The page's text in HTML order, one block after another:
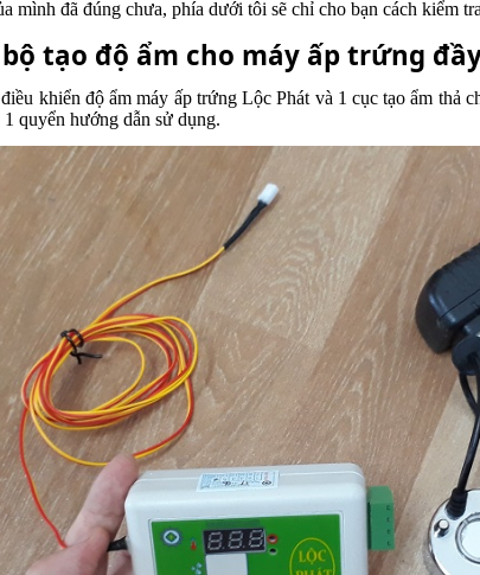
mình đã đúng chưa, phía dưới tôi sẽ chỉ cho bạn cách kiểm
tạo độ ẩm cho máy ấp trứng
khiển độ ẩm máy ấp trứng Lộc Phát và 1 cục tạo ẩm thả
1 quyển hướng dẫn sử dụng.